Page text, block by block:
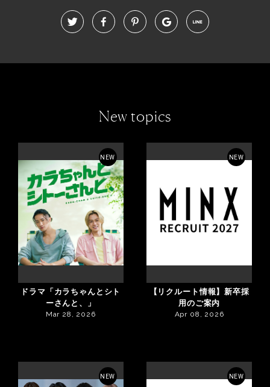
New topics
NEW
ドラマ「カラちゃんとシト
ーさんと、」
Mar 28, 2026
NEW
【リクルート情報】新卒採
用のご案内
Apr 08, 2026
NEW NEW